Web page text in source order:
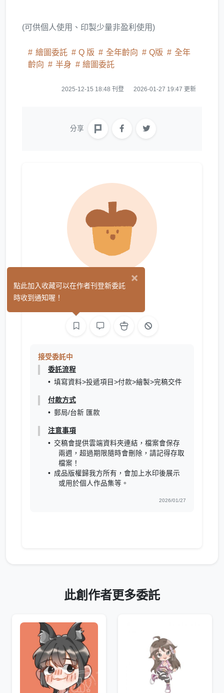
(可供個人使用、印製少量非盈利使用)
繪圖委託 Q 版 全年齡向 Q版
全年
齡向
半身 繪圖委託
2025-12-15 18:48 刊登 2026-01-27 19:47 更新
分享
捲juan
接受委託中
委託流程
填寫資料>投遞項目>付款>繪製>完稿交件
付款方式
郵局/台新 匯款
注意事項
交稿會提供雲端資料夾連結，檔案會保存
兩週，超過期限隨時會刪除，請記得存取
檔案！
成品版權歸我方所有，會加上水印後展示
或用於個人作品集等。
2026/01/27
此創作者更多委託
×
點此加入收藏可以在作者刊登新委託
時收到通知喔！